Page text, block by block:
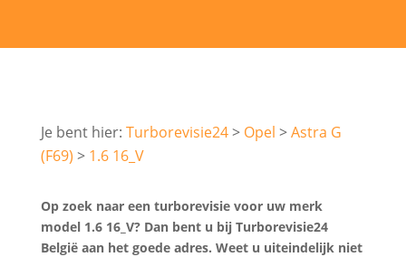
Turborevisie24 Opel
Astra G
(F69)
1.6 16_V
Op zoek naar een turborevisie voor uw merk
model 1.6 16_V? Dan bent u bij Turborevisie24
België aan het goede adres. Weet u uiteindelijk niet